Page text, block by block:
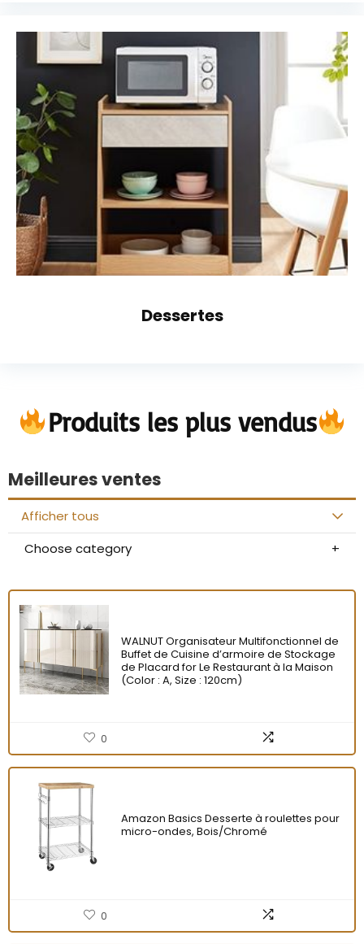
Dessertes
Produits les plus vendus
Meilleures ventes
Afficher tous
Choose category
WALNUT Organisateur Multifonctionnel de
Buffet de Cuisine d’armoire de Stockage
de Placard for Le Restaurant à la Maison
(Color : A, Size : 120cm)
0
Amazon Basics Desserte à roulettes pour
micro-ondes, Bois/Chromé
0